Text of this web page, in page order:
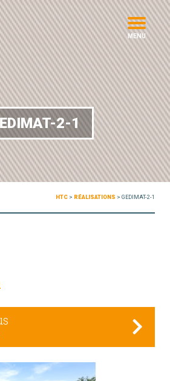
MENU
2-1
HTC > RÉALISATIONS > GEDIMAT-2-1